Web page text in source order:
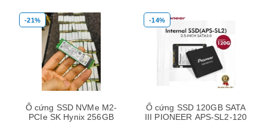
-21%
Ổ cứng SSD NVMe M2-
PCIe SK Hynix 256GB
-14%
Ổ cứng SSD 120GB SATA
III PIONEER APS-SL2-120